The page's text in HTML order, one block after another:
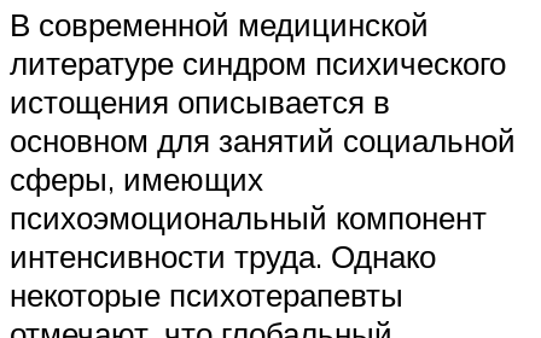
В современной медицинской
литературе синдром психического
истощения описывается в
основном для занятий социальной
сферы, имеющих
психоэмоциональный компонент
интенсивности труда. Однако
некоторые психотерапевты